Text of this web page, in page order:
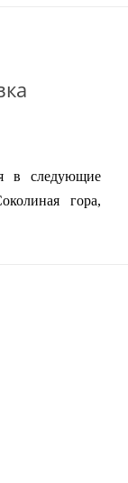
в следующие
гора,